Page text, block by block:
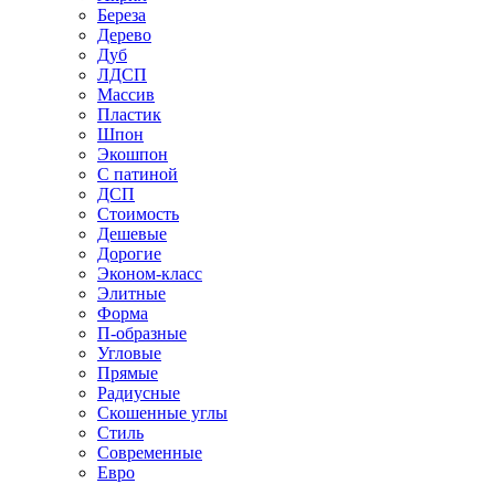
Береза
Дерево
Дуб
ЛДСП
Массив
Пластик
Шпон
Экошпон
С патиной
ДСП
Стоимость
Дешевые
Дорогие
Эконом-класс
Элитные
Форма
П-образные
Угловые
Прямые
Радиусные
Скошенные углы
Стиль
Современные
Евро